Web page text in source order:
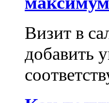
Визит в
добавить